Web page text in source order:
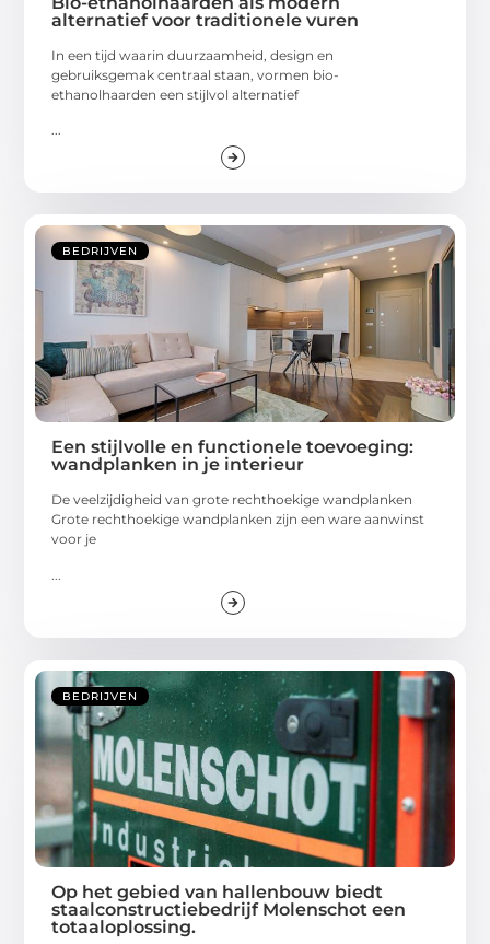
alternatief voor traditionele vuren
In een tijd waarin duurzaamheid, design en
gebruiksgemak centraal staan, vormen bio-
ethanolhaarden een stijlvol alternatief
...
BEDRIJVEN
Een stijlvolle en functionele toevoeging:
wandplanken in je interieur
De veelzijdigheid van grote rechthoekige wandplanken
Grote rechthoekige wandplanken zijn een ware aanwinst
voor je
BEDRIJVEN
Op het gebied van hallenbouw biedt
staalconstructiebedrijf Molenschot een
totaaloplossing.